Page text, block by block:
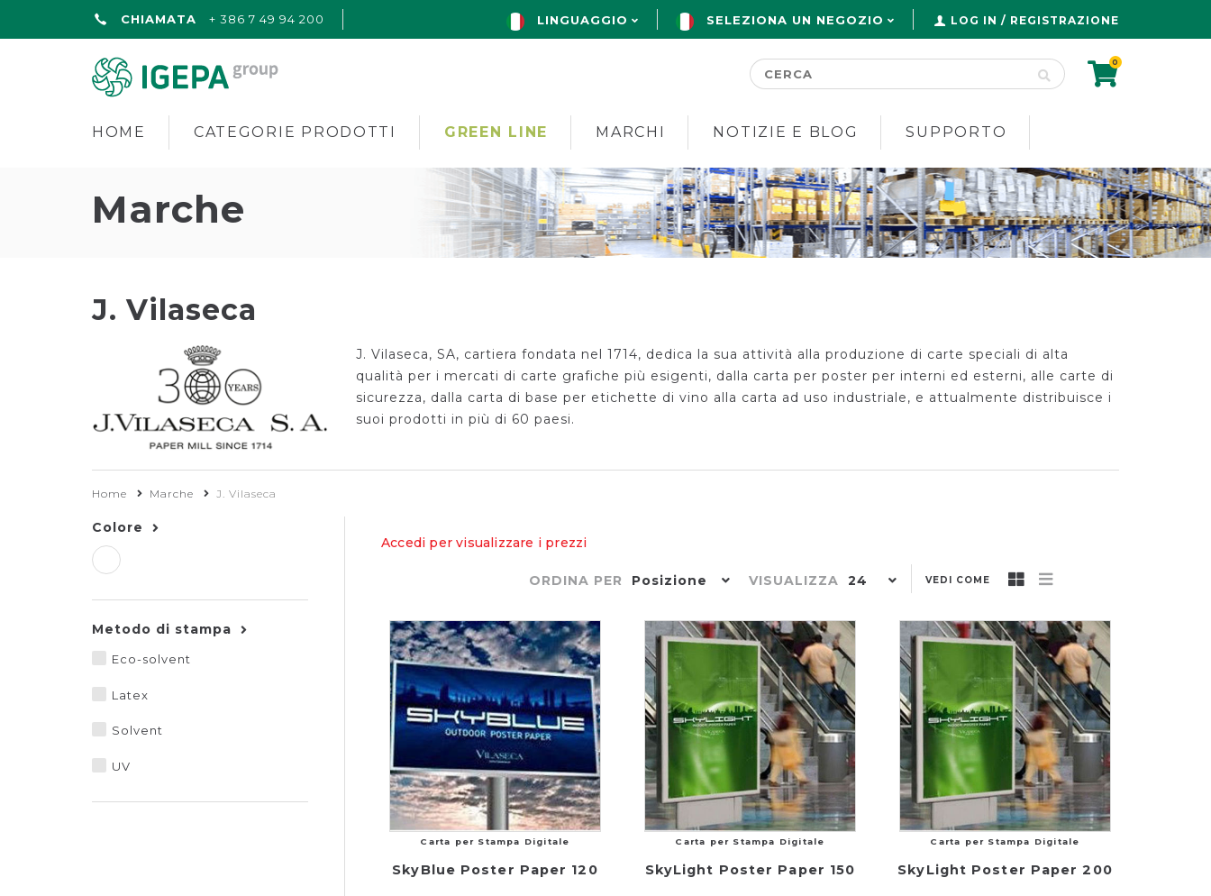
CHIAMATA + 386 7 49 94 200 LINGUAGGIO SELEZIONA UN NEGOZIO
0
LOG IN / REGISTRAZIONE
HOME CATEGORIE PRODOTTI GREEN LINE MARCHI NOTIZIE E BLOG SUPPORTO
Marche
J. Vilaseca
J. Vilaseca, SA, cartiera fondata nel 1714, dedica la sua attività alla produzione di carte speciali di alta
qualità per i mercati di carte grafiche più esigenti, dalla carta per poster per interni ed esterni, alle carte di
sicurezza, dalla carta di base per etichette di vino alla carta ad uso industriale, e attualmente distribuisce i
suoi prodotti in più di 60 paesi.
Home Marche J. Vilaseca
Colore
Metodo di stampa
Eco-solvent
Latex
Solvent
UV
Accedi per visualizzare i prezzi
ORDINA PER Posizione VISUALIZZA 24 VEDI COME
Carta per Stampa Digitale
SkyBlue Poster Paper 120
Carta per Stampa Digitale
SkyLight Poster Paper 150
Carta per Stampa Digitale
SkyLight Poster Paper 200